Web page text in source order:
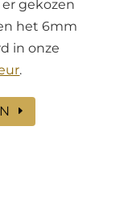
er gekozen
het 6mm
in onze
.